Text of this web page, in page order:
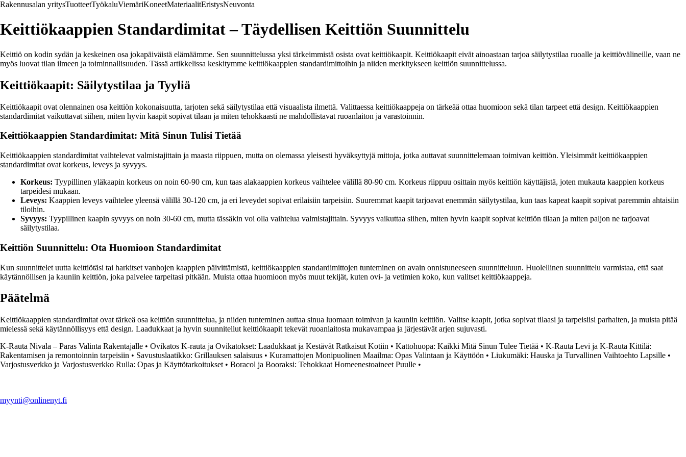
Rakennusalan yritysTuotteetTyökaluViemäriKoneetMateriaalitEristysNeuvonta
Keittiökaappien Standardimitat – Täydellisen Keittiön Suunnittelu
Keittiö on kodin sydän ja keskeinen osa jokapäiväistä elämäämme. Sen suunnittelussa yksi tärkeimmistä osista ovat keittiökaapit. Keittiökaapit eivät ainoastaan tarjoa säilytystilaa ruoalle ja keittiövälineille, vaan ne
myös luovat tilan ilmeen ja toiminnallisuuden. Tässä artikkelissa keskitymme keittiökaappien standardimittoihin ja niiden merkitykseen keittiön suunnittelussa.
Keittiökaapit: Säilytystilaa ja Tyyliä
Keittiökaapit ovat olennainen osa keittiön kokonaisuutta, tarjoten sekä säilytystilaa että visuaalista ilmettä. Valittaessa keittiökaappeja on tärkeää ottaa huomioon sekä tilan tarpeet että design. Keittiökaappien
standardimitat vaikuttavat siihen, miten hyvin kaapit sopivat tilaan ja miten tehokkaasti ne mahdollistavat ruoanlaiton ja varastoinnin.
Keittiökaappien Standardimitat: Mitä Sinun Tulisi Tietää
Keittiökaappien standardimitat vaihtelevat valmistajittain ja maasta riippuen, mutta on olemassa yleisesti hyväksyttyjä mittoja, jotka auttavat suunnittelemaan toimivan keittiön. Yleisimmät keittiökaappien
standardimitat ovat korkeus, leveys ja syvyys.
Korkeus: Tyypillinen yläkaapin korkeus on noin 60-90 cm, kun taas alakaappien korkeus vaihtelee välillä 80-90 cm. Korkeus riippuu osittain myös keittiön käyttäjistä, joten mukauta kaappien korkeus
tarpeidesi mukaan.
Leveys: Kaappien leveys vaihtelee yleensä välillä 30-120 cm, ja eri leveydet sopivat erilaisiin tarpeisiin. Suuremmat kaapit tarjoavat enemmän säilytystilaa, kun taas kapeat kaapit sopivat paremmin ahtaisiin
tiloihin.
Syvyys: Tyypillinen kaapin syvyys on noin 30-60 cm, mutta tässäkin voi olla vaihtelua valmistajittain. Syvyys vaikuttaa siihen, miten hyvin kaapit sopivat keittiön tilaan ja miten paljon ne tarjoavat
säilytystilaa.
Keittiön Suunnittelu: Ota Huomioon Standardimitat
Kun suunnittelet uutta keittiötäsi tai harkitset vanhojen kaappien päivittämistä, keittiökaappien standardimittojen tunteminen on avain onnistuneeseen suunnitteluun. Huolellinen suunnittelu varmistaa, että saat
käytännöllisen ja kauniin keittiön, joka palvelee tarpeitasi pitkään. Muista ottaa huomioon myös muut tekijät, kuten ovi- ja vetimien koko, kun valitset keittiökaappeja.
Päätelmä
Keittiökaappien standardimitat ovat tärkeä osa keittiön suunnittelua, ja niiden tunteminen auttaa sinua luomaan toimivan ja kauniin keittiön. Valitse kaapit, jotka sopivat tilaasi ja tarpeisiisi parhaiten, ja muista pitää
mielessä sekä käytännöllisyys että design. Laadukkaat ja hyvin suunnitellut keittiökaapit tekevät ruoanlaitosta mukavampaa ja järjestävät arjen sujuvasti.
K-Rauta Nivala – Paras Valinta Rakentajalle • Ovikatos K-rauta ja Ovikatokset: Laadukkaat ja Kestävät Ratkaisut Kotiin • Kattohuopa: Kaikki Mitä Sinun Tulee Tietää • K-Rauta Levi ja K-Rauta Kittilä:
Rakentamisen ja remontoinnin tarpeisiin • Savustuslaatikko: Grillauksen salaisuus • Kuramattojen Monipuolinen Maailma: Opas Valintaan ja Käyttöön • Liukumäki: Hauska ja Turvallinen Vaihtoehto Lapsille •
Varjostusverkko ja Varjostusverkko Rulla: Opas ja Käyttötarkoitukset • Boracol ja Booraksi: Tehokkaat Homeenestoaineet Puulle •
myynti@onlinenyt.fi